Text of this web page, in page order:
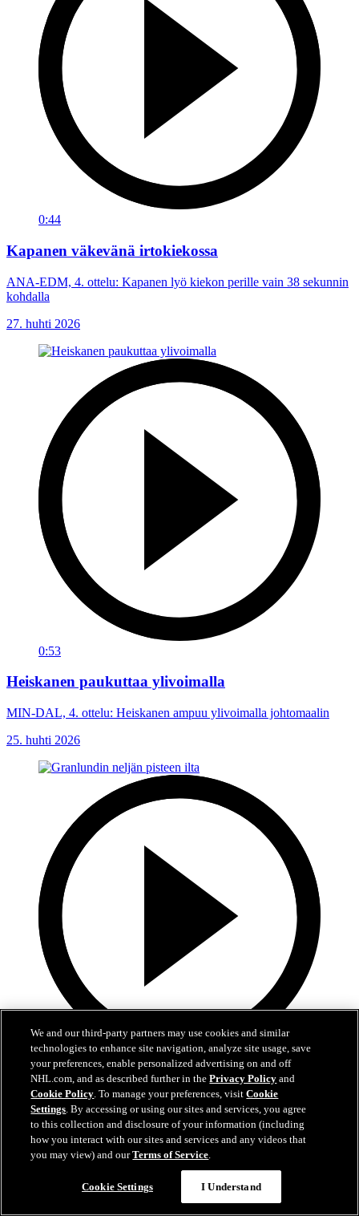
0:44
Kapanen väkevänä irtokiekossa
ANA-EDM, 4. ottelu: Kapanen lyö kiekon perille vain 38 sekunnin
kohdalla
27. huhti 2026
0:53
Heiskanen paukuttaa ylivoimalla
MIN-DAL, 4. ottelu: Heiskanen ampuu ylivoimalla johtomaalin
25. huhti 2026
2:11
Granlundin neljän pisteen ilta
ANA-EDM: Granlund tekee maalin ja pohjustaa kolme
25. huhti 2026
We and our third-party partners may use cookies and similar
technologies to enhance site navigation, analyze site usage, save
your preferences, enable personalized advertising on and off
NHL.com, and as described further in thePrivacy Policy and
Cookie Policy. To manage your preferences, visitCookie
Settings. By accessing or using our sites and services, you agree
to this collection and disclosure of your information (including
how you interact with our sites and services and any videos that
you may view) and ourTerms of Service.
Cookie Settings I Understand